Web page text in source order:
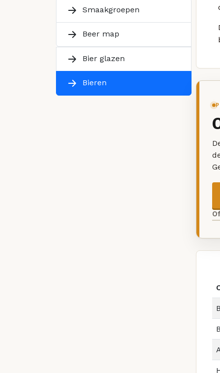
Smaakgroepen
Beer map
Bier glazen
Bieren